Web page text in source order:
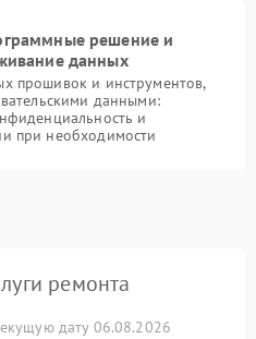
решение и
данных
прошивок и инструментов,
данными:
и
при необходимости
ремонта
дату 06.08.2026